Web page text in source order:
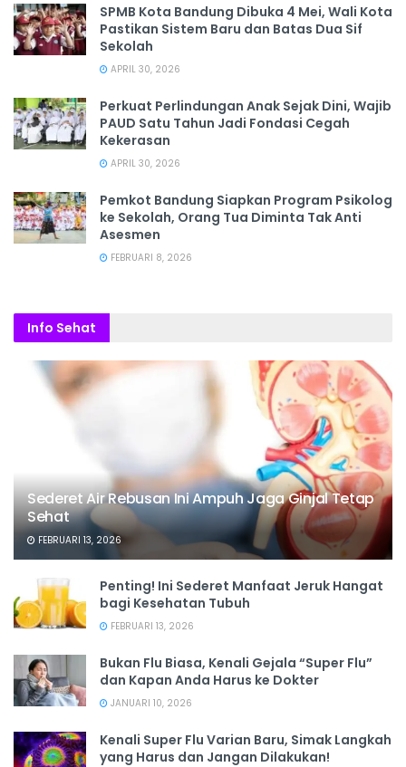
SPMB Kota Bandung Dibuka 4 Mei, Wali Kota
Pastikan Sistem Baru dan Batas Dua Sif
Sekolah
APRIL 30, 2026
Perkuat Perlindungan Anak Sejak Dini, Wajib
PAUD Satu Tahun Jadi Fondasi Cegah
Kekerasan
APRIL 30, 2026
Pemkot Bandung Siapkan Program Psikolog
ke Sekolah, Orang Tua Diminta Tak Anti
Asesmen
FEBRUARI 8, 2026
Info Sehat
Sederet Air Rebusan Ini Ampuh Jaga Ginjal Tetap
Sehat
FEBRUARI 13, 2026
Penting! Ini Sederet Manfaat Jeruk Hangat
bagi Kesehatan Tubuh
FEBRUARI 13, 2026
Bukan Flu Biasa, Kenali Gejala “Super Flu”
dan Kapan Anda Harus ke Dokter
JANUARI 10, 2026
Kenali Super Flu Varian Baru, Simak Langkah
yang Harus dan Jangan Dilakukan!